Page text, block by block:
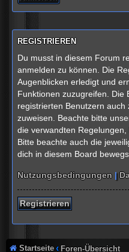
REGISTRIEREN
Du musst in diesem Forum
anmelden zu können. Die
Augenblicken erledigt und
Funktionen zuzugreifen. Die
registrierten Benutzern
zuweisen. Beachte bitte
die verwandten
Bitte beachte auch die
dich in diesem Board
Nutzungsbedingungen |
Registrieren
Startseite Foren-Übersicht